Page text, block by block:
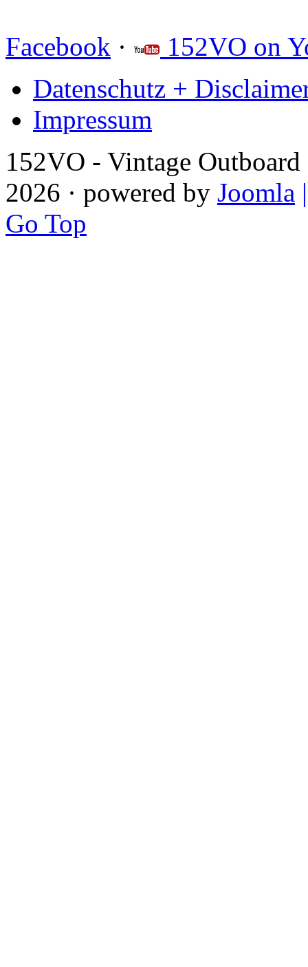
Facebook ·
152VO on
Datenschutz +
Impressum
152VO - Vintage
2026 · powered by Joomla
Go Top